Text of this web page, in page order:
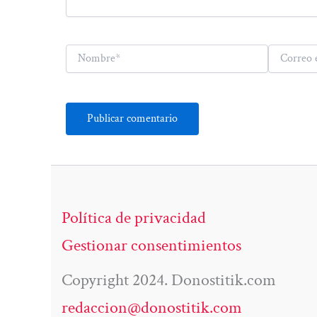
Nombre*
Correo
electrónico*
Política de privacidad
Gestionar consentimientos
Copyright 2024. Donostitik.com
redaccion@donostitik.com